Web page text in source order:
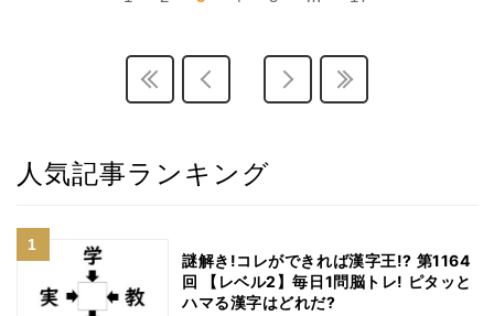
人気記事ランキング
謎解き!コレができれば漢字王!? 第1164
回 【レベル2】毎日1問脳トレ! ピタッと
ハマる漢字はどれだ?